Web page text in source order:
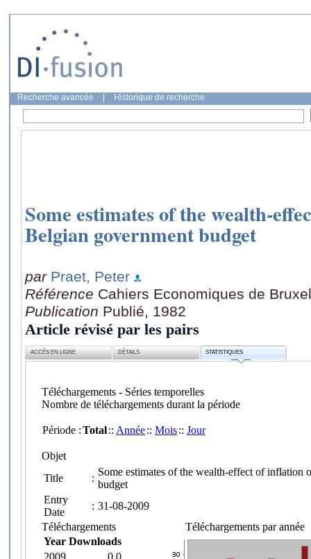
Recherche avancée Historique de recherche
Some estimates of the wealth-
Belgian government budget
par Praet, Peter
Référence Cahiers Economiques de
Publication Publié, 1982
Article révisé par les pairs
ACCÈS EN LIGNE DÉTAILS STATISTIQUES